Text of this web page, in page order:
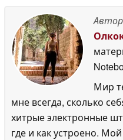
Автор
Мир
мне всегда, сколько
хитрые электронные
где и как устроено.